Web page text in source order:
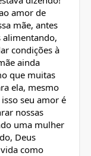
amor de
mãe, antes
alimentando,
condições à
ainda
que muitas
ela, mesmo
seu amor é
nossas
uma mulher
Deus
como